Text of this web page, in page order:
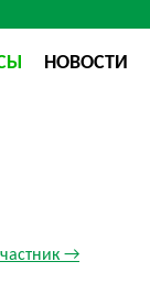
НОВОСТИ
→